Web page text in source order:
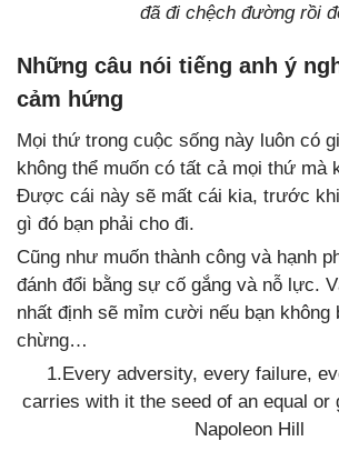
đã đi chệch đường rồi
Những câu nói tiếng anh ý
cảm hứng
Mọi thứ trong cuộc sống này luôn có
không thể muốn có tất cả mọi thứ mà
Được cái này sẽ mất cái kia, trước
gì đó bạn phải cho đi.
Cũng như muốn thành công và hạnh
đánh đổi bằng sự cố gắng và nỗ lực.
nhất định sẽ mỉm cười nếu bạn không
chừng…
1.Every adversity, every failure,
carries with it the seed of an equal or
Napoleon Hill